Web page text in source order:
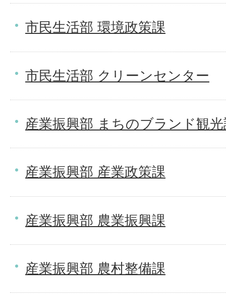
市民生活部 環境政策課
市民生活部 クリーンセンター
産業振興部 まちのブランド観
産業振興部 産業政策課
産業振興部 農業振興課
産業振興部 農村整備課